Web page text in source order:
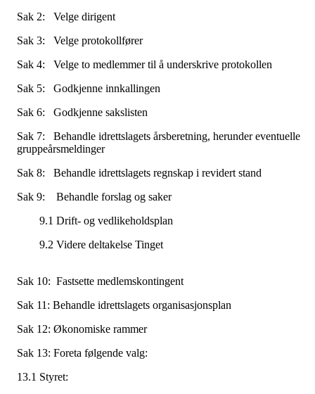
Sak 2: Velge dirigent
Sak 3: Velge protokollfører
Sak 4: Velge to medlemmer til å underskrive protokollen
Sak 5: Godkjenne innkallingen
Sak 6: Godkjenne sakslisten
Sak 7: Behandle idrettslagets årsberetning, herunder eventuelle
gruppeårsmeldinger
Sak 8: Behandle idrettslagets regnskap i revidert stand
Sak 9: Behandle forslag og saker
9.1 Drift- og vedlikeholdsplan
9.2 Videre deltakelse
Sak 10: Fastsette medlemskontingent
Sak 11: Behandle idrettslagets organisasjonsplan
Sak 12: Økonomiske rammer
Sak 13: Foreta følgende valg:
13.1 Styret: